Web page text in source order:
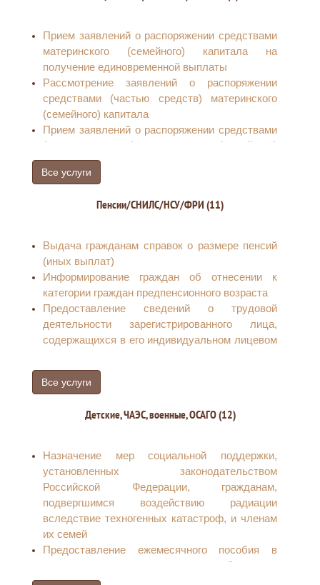
Прием заявлений о распоряжении средствами
материнского (семейного) капитала на
получение единовременной выплаты
Рассмотрение заявлений о распоряжении
средствами (частью средств) материнского
(семейного) капитала
Прием заявлений о распоряжении средствами
(частью средств) материнского (семейного)
капитала на получение ежемесячной выплаты
до достижения ребенком возраста трех лет
материнский (семейный) капитал
Все услуги
Пенсии/СНИЛС/НСУ/ФРИ (11)
Выдача гражданам справок о размере пенсий
(иных выплат)
Информирование граждан об отнесении к
категории граждан предпенсионного возраста
Предоставление сведений о трудовой
деятельности зарегистрированного лица,
содержащихся в его индивидуальном лицевом
Прием, рассмотрение заявлений
(уведомления) застрахованных лиц в целях
инвестировании средств пенсионных
Прием заявления для размещения сведений о
транспортном средстве, управляемом
инвалидом, или транспортном средстве,
перевозящем инвалида и (или) ребенка-
инвалида, в государственной информационной
системе «Единая централизованная цифровая
платформа в социальной сфере»
Установление ежемесячной денежной
Все услуги
Детские, ЧАЭС, военные, ОСАГО (12)
Назначение мер социальной поддержки,
установленных законодательством
Российской Федерации, гражданам,
подвергшимся воздействию радиации
вследствие техногенных катастроф, и членам
их семей
Предоставление ежемесячного пособия в
связи с рождением и воспитанием ребенка
Предоставление ежемесячного пособия по